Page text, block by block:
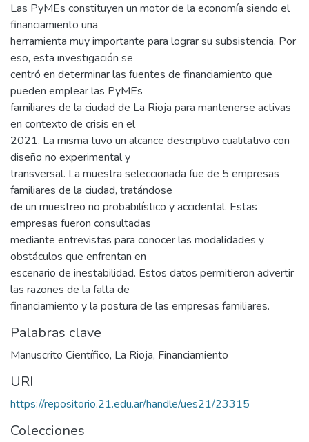
Las PyMEs constituyen un motor de la economía siendo el
financiamiento una
herramienta muy importante para lograr su subsistencia. Por
eso, esta investigación se
centró en determinar las fuentes de financiamiento que
pueden emplear las PyMEs
familiares de la ciudad de La Rioja para mantenerse activas
en contexto de crisis en el
2021. La misma tuvo un alcance descriptivo cualitativo con
diseño no experimental y
transversal. La muestra seleccionada fue de 5 empresas
familiares de la ciudad, tratándose
de un muestreo no probabilístico y accidental. Estas
empresas fueron consultadas
mediante entrevistas para conocer las modalidades y
obstáculos que enfrentan en
escenario de inestabilidad. Estos datos permitieron advertir
las razones de la falta de
financiamiento y la postura de las empresas familiares.
Palabras clave
Manuscrito Científico, La Rioja, Financiamiento
URI
https://repositorio.21.edu.ar/handle/ues21/23315
Colecciones